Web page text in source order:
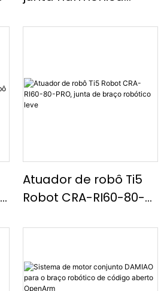
codificador indutivo
Atuador de robô Ti5
Robot CRA-RI60-80-
robótico leve